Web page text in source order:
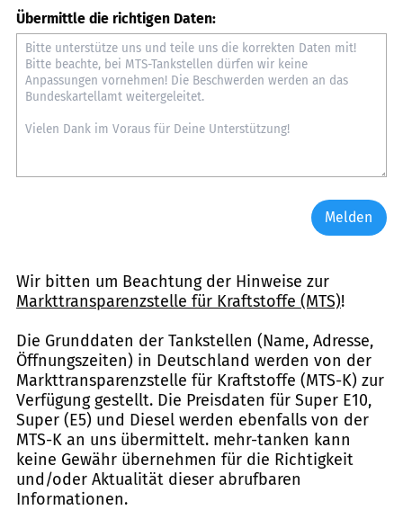
Übermittle die richtigen Daten:
Melden
Wir bitten um Beachtung der Hinweise zur
Markttransparenzstelle für Kraftstoffe (MTS)!
Die Grunddaten der Tankstellen (Name, Adresse,
Öffnungszeiten) in Deutschland werden von der
Markttransparenzstelle für Kraftstoffe (MTS-K) zur
Verfügung gestellt. Die Preisdaten für Super E10,
Super (E5) und Diesel werden ebenfalls von der
MTS-K an uns übermittelt. mehr-tanken kann
keine Gewähr übernehmen für die Richtigkeit
und/oder Aktualität dieser abrufbaren
Informationen.